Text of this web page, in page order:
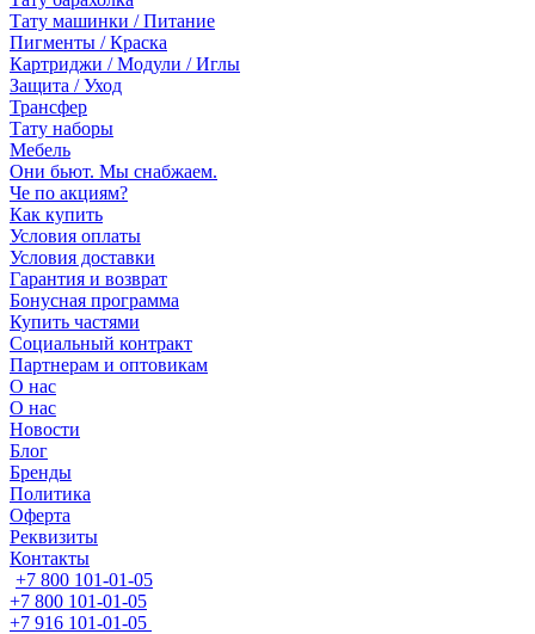
Тату машинки / Питание
Пигменты / Краска
Картриджи / Модули / Иглы
Защита / Уход
Трансфер
Тату наборы
Мебель
Они бьют. Мы снабжаем.
Че по акциям?
Как купить
Условия оплаты
Условия доставки
Гарантия и возврат
Бонусная программа
Купить частями
Социальный контракт
Партнерам и оптовикам
О нас
О нас
Новости
Блог
Бренды
Политика
Оферта
Реквизиты
Контакты
+7 800 101-01-05
+7 800 101-01-05
+7 916 101-01-05